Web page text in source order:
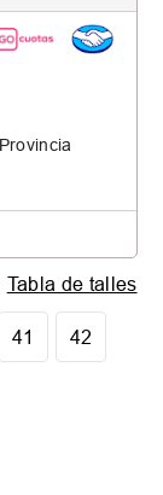
41 42
Tabla de talles